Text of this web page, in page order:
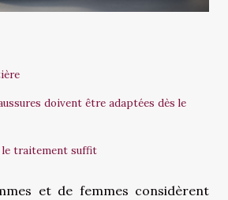
doivent être adaptées dès le
le traitement suffit
et de femmes considèrent